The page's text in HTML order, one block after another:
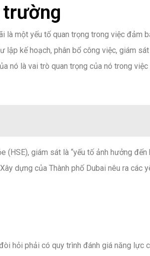
là một yếu tố quan trọng trong việc đảm
lập kế hoạch, phân bổ công việc, giám
nó là vai trò quan trọng của nó trong
(HSE), giám sát là “yếu tố ảnh hưởng
dựng của Thành phố Dubai nêu ra các
hỏi phải có quy trình đánh giá năng lực